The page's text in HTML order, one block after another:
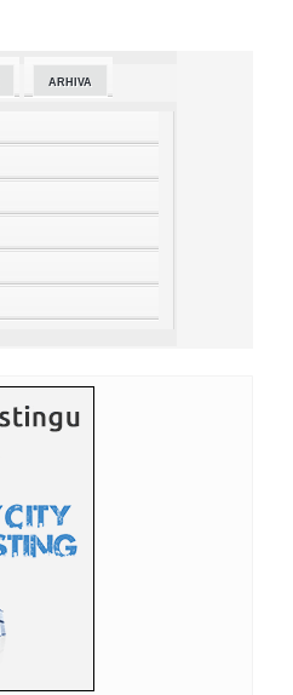
Zaslužili smo još koji gol, ali
nekako prerasti u ozbiljnu
Ilić konačno zadovoljan: Na
proizvodnja potpuno
TITULU, SADA IH SVI DEMOLIRAJU:
Pljuskovi noćas stižu u region,
branio se da je krao za liječenje
o životu i smrti njenog
ARHIVA